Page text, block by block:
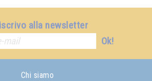
alla newsletter
Ok!
Chi siamo